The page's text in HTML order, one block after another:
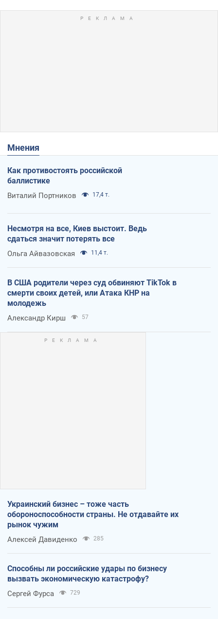
Мнения
Как противостоять российской
баллистике
Виталий Портников 17,4 т.
Несмотря на все, Киев выстоит. Ведь
сдаться значит потерять все
Ольга Айвазовская 11,4 т.
В США родители через суд обвиняют TikTok в
смерти своих детей, или Атака КНР на
молодежь
Александр Кирш 57
Украинский бизнес – тоже часть
обороноспособности страны. Не отдавайте их
рынок чужим
Алексей Давиденко 285
Способны ли российские удары по бизнесу
вызвать экономическую катастрофу?
Сергей Фурса 729